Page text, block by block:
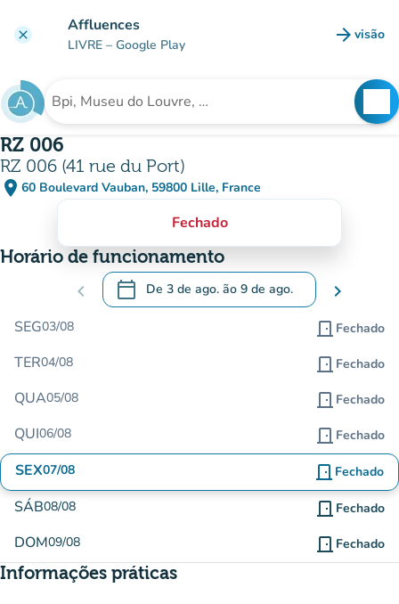
clear Affluences
LIVRE – Google Play arrow_forward visão
(novo
Procura uma instituição
RZ 006
RZ 006 (41 rue du Port)
place 60 Boulevard Vauban, 59800 Lille, France
(abrir no Google Maps)
(novo separador)
Fechado
Horário de funcionamento
chevron_left calendar_today De 3 de ago. ão 9 de ago.
.Abra o calendário para alterar as datas
chevron_right
SEG03/08 door_front Fechado
TER04/08 door_front Fechado
QUA05/08 door_front Fechado
QUI06/08 door_front Fechado
SEX07/08 door_front Fechado
SÁB08/08 door_front Fechado
DOM09/08 door_front Fechado
Informações práticas